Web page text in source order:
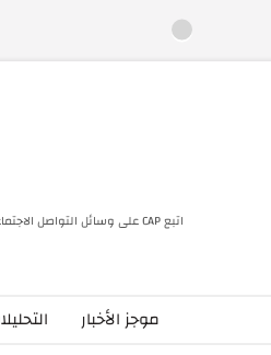
المحتوى
اتبع CAP على وسائل التواصل الاجتماعي
موجز الأخبار